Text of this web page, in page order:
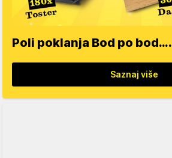
Poli poklanja Bod po bod….
Saznaj više